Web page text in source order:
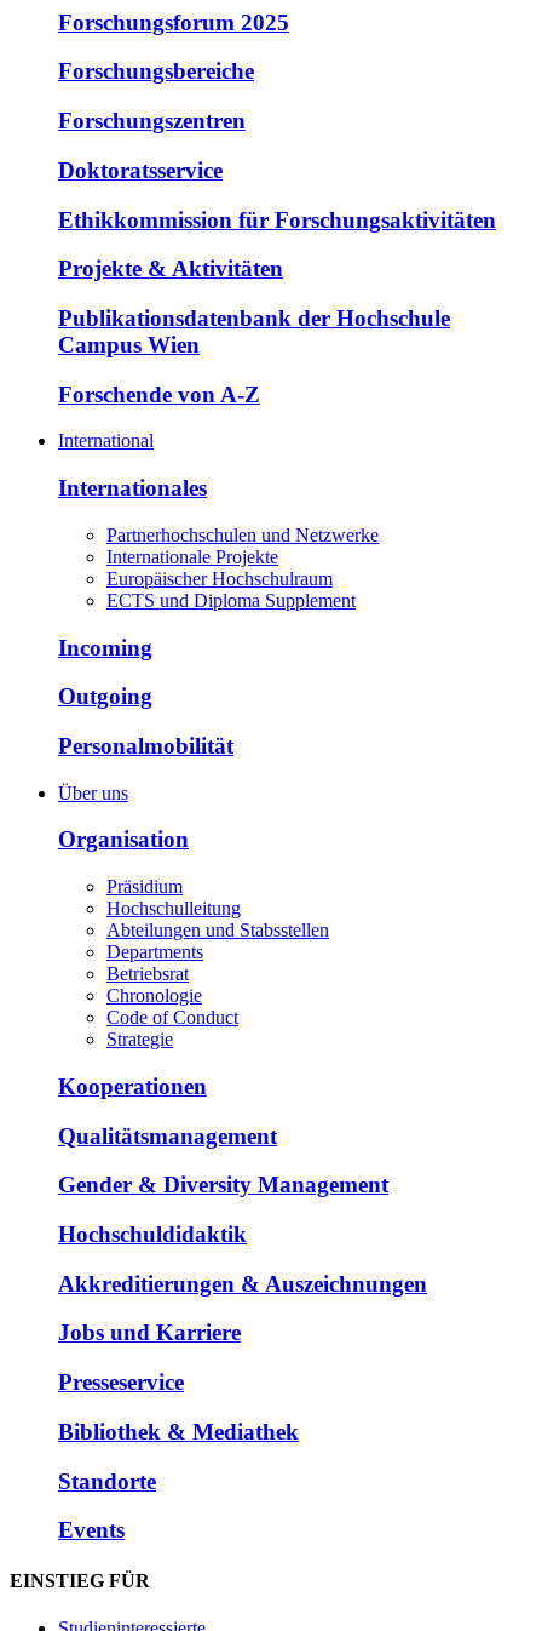
Forschungsforum 2025
Forschungsbereiche
Forschungszentren
Doktoratsservice
Ethikkommission für Forschungsaktivitäten
Projekte & Aktivitäten
Publikationsdatenbank der Hochschule
Campus Wien
Forschende von A-Z
International
Internationales
Partnerhochschulen und Netzwerke
Internationale Projekte
Europäischer Hochschulraum
ECTS und Diploma Supplement
Incoming
Outgoing
Personalmobilität
Über uns
Organisation
Präsidium
Hochschulleitung
Abteilungen und Stabsstellen
Departments
Betriebsrat
Chronologie
Code of Conduct
Strategie
Kooperationen
Qualitätsmanagement
Gender & Diversity Management
Hochschuldidaktik
Akkreditierungen & Auszeichnungen
Jobs und Karriere
Presseservice
Bibliothek & Mediathek
Standorte
Events
EINSTIEG FÜR